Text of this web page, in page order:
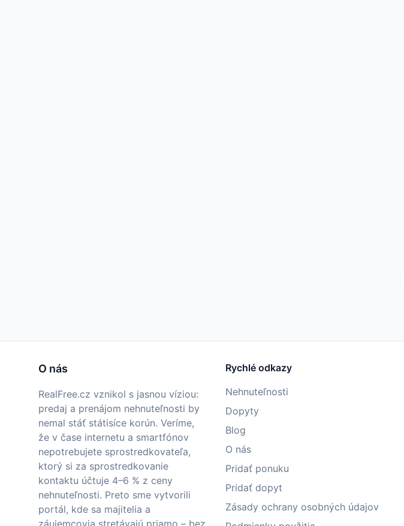
O nás
RealFree.cz vznikol s jasnou víziou:
predaj a prenájom nehnuteľnosti by
nemal stáť státisíce korún. Veríme,
že v čase internetu a smartfónov
nepotrebujete sprostredkovateľa,
ktorý si za sprostredkovanie
kontaktu účtuje 4–6 % z ceny
nehnuteľnosti. Preto sme vytvorili
portál, kde sa majitelia a
Rychlé odkazy
Nehnuteľnosti
Dopyty
Blog
O nás
Pridať ponuku
Pridať dopyt
Zásady ochrany osobných údajov